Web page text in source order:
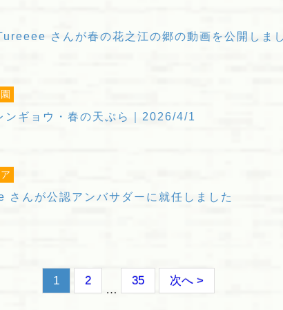
さんが春の花之江の郷の動画を公開しま
ンギョウ・春の天ぷら｜2026/4/1
んが公認アンバサダーに就任しました
1 2
…
35 次へ >